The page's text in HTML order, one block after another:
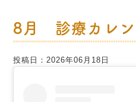
8月 診療カレン
投稿日：2026年06月18日